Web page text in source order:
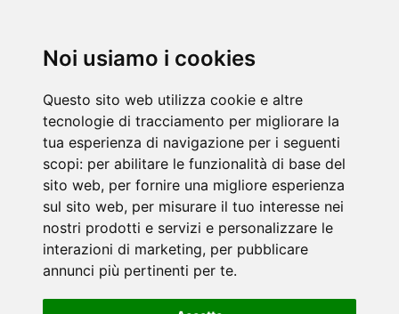
Noi usiamo i cookies
Questo sito web utilizza cookie e altre
tecnologie di tracciamento per migliorare la
tua esperienza di navigazione per i seguenti
scopi: per abilitare le funzionalità di base del
sito web, per fornire una migliore esperienza
sul sito web, per misurare il tuo interesse nei
nostri prodotti e servizi e personalizzare le
interazioni di marketing, per pubblicare
annunci più pertinenti per te.